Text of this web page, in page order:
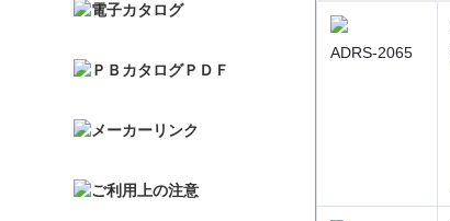
ADRS-2065